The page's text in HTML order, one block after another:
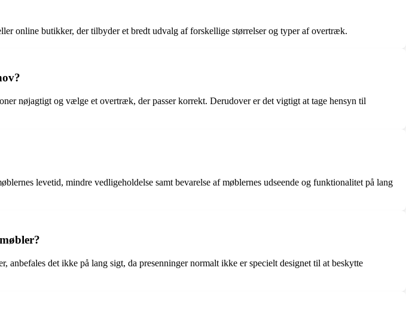
online butikker, der tilbyder et bredt udvalg af forskellige størrelser og typer af overtræk.
nøjagtigt og vælge et overtræk, der passer korrekt. Derudover er det vigtigt at tage hensyn til
levetid, mindre vedligeholdelse samt bevarelse af møblernes udseende og funktionalitet på lang
det ikke på lang sigt, da presenninger normalt ikke er specielt designet til at beskytte